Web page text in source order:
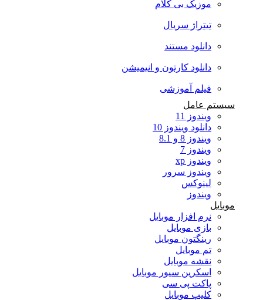
موزیک بی کلام
تیتراژ سریال
دانلود مستند
دانلود کارتون و انیمیشن
فیلم آموزشی
سیستم عامل
ویندوز 11
دانلود ویندوز 10
ویندوز 8 و 8.1
ویندوز 7
ویندوز xp
ویندوز سرور
لینوکس
ویندوز
موبایل
نرم افزار موبایل
بازی موبایل
رینگتون موبایل
تم موبایل
نقشه موبایل
اسکرین سیور موبایل
پاکت پی سی
کلیپ موبایل